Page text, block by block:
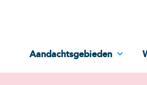
Aandachtsgebieden